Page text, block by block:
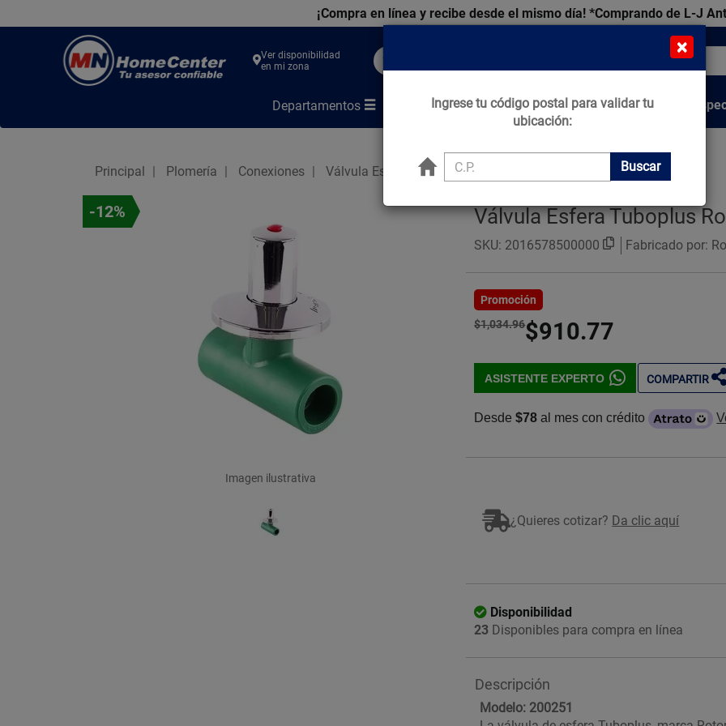
¡Compra en línea y recibe desde el mismo día! *Comprando de L-J
Center
Ver disponibilidad
en mi zona
Departamentos Marcas Tips que Construyen Venta
Principal Plomería Conexiones Válvula Esfera
-12%
Imagen ilustrativa
Válvula Esfera Tuboplus
SKU: 2016578500000 Fabricado por:
Promoción
$1,034.96$910.77
ASISTENTE EXPERTO COMPARTIR
Desde$78 al mes con crédito
¿Quieres cotizar? Da clic aquí
Disponibilidad
23 Disponibles para compra en línea
Descripción
Modelo: 200251
×
Ingrese tu código postal para validar tu
ubicación:
Buscar